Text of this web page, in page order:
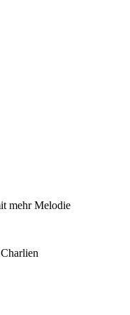
mehr Melodie
Charlien